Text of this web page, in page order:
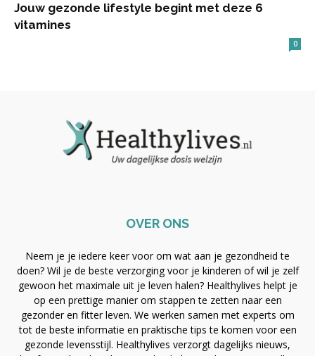
Jouw gezonde lifestyle begint met deze 6
vitamines
0
OVER ONS
Neem je je iedere keer voor om wat aan je gezondheid te
doen? Wil je de beste verzorging voor je kinderen of wil je zelf
gewoon het maximale uit je leven halen? Healthylives helpt je
op een prettige manier om stappen te zetten naar een
gezonder en fitter leven. We werken samen met experts om
tot de beste informatie en praktische tips te komen voor een
gezonde levensstijl. Healthylives verzorgt dagelijks nieuws,